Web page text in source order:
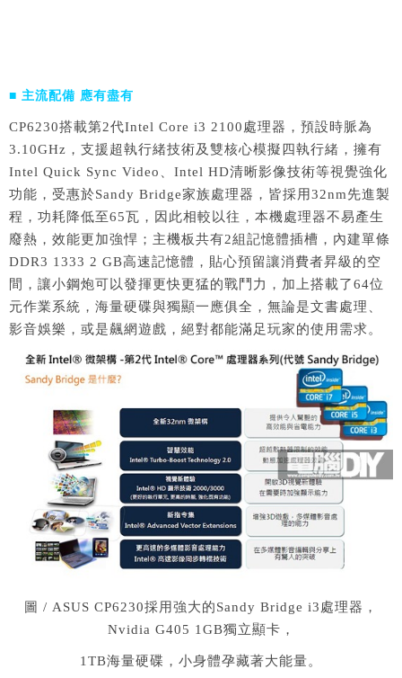
■ 主流配備 應有盡有
CP6230搭載第2代Intel Core i3 2100處理器，預設時脈為
3.10GHz，支援超執行緒技術及雙核心模擬四執行緒，擁有
Intel Quick Sync Video、Intel HD清晰影像技術等視覺強化
功能，受惠於Sandy Bridge家族處理器，皆採用32nm先進製
程，功耗降低至65瓦，因此相較以往，本機處理器不易產生
廢熱，效能更加強悍；主機板共有2組記憶體插槽，內建單條
DDR3 1333 2 GB高速記憶體，貼心預留讓消費者昇級的空
間，讓小鋼炮可以發揮更快更猛的戰鬥力，加上搭載了64位
元作業系統，海量硬碟與獨顯一應俱全，無論是文書處理、
影音娛樂，或是飆網遊戲，絕對都能滿足玩家的使用需求。
圖 / ASUS CP6230採用強大的Sandy Bridge i3處理器，
Nvidia G405 1GB獨立顯卡，
1TB海量硬碟，小身體孕藏著大能量。